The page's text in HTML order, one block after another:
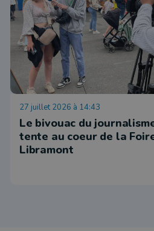
27 juillet 2026 à 14:43
Le bivouac du
tente au coeur de la
Libramont